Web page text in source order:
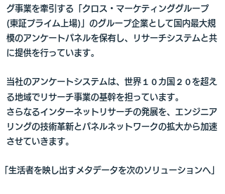
グ事業を牽引する「クロス・マーケティンググループ
(東証プライム上場)」のグループ企業として国内最大規
模のアンケートパネルを保有し、リサーチシステムと共
に提供を行っています。
当社のアンケートシステムは、世界 １０ カ国 ２０ を超え
る地域でリサーチ事業の基幹を担っています。
さらなるインターネットリサーチの発展を、エンジニア
リングの技術革新とパネルネットワークの拡大から加速
させていきます。
「生活者を映し出すメタデータを次のソリューションへ」